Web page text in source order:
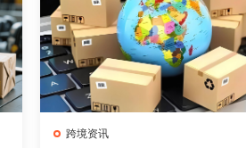
跨境资讯